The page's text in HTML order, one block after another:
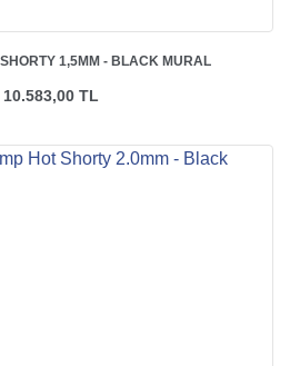
1,5MM - BLACK MURAL
10.583,00 TL